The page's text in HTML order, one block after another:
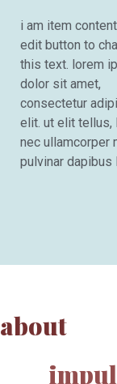
i am item
edit button to
this text. lorem
dolor sit amet,
consectetur
elit. ut elit tellus,
nec ullamcorper
pulvinar dapibus
about